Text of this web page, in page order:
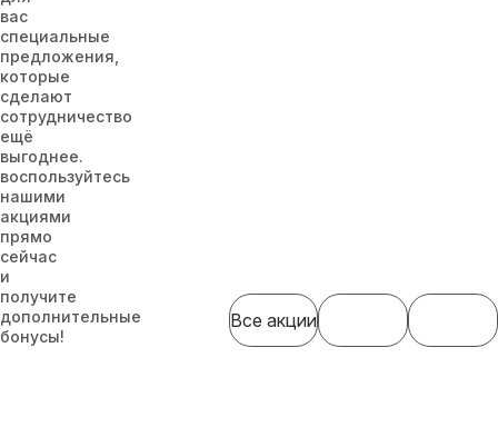
вас
специальные
предложения,
которые
сделают
сотрудничество
ещё
выгоднее.
воспользуйтесь
нашими
акциями
прямо
сейчас
и
получите
дополнительные
бонусы!
Все акции